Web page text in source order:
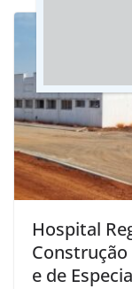
Hospital
e de